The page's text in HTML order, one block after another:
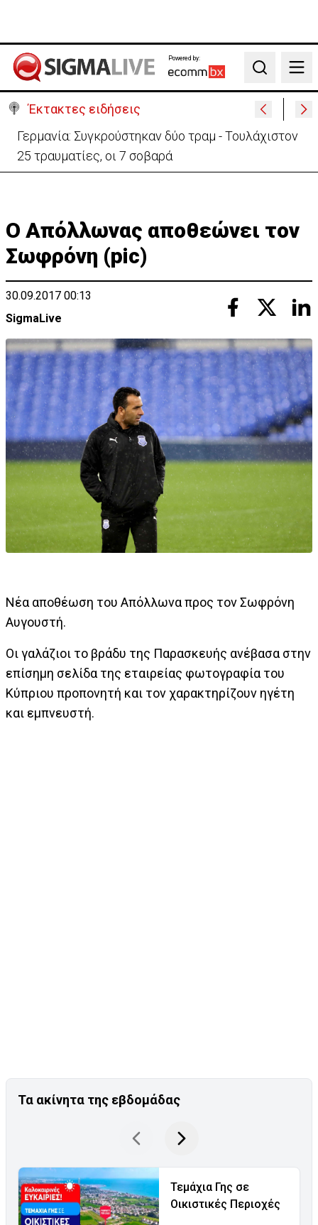
Powered by:
Search
Έκτακτες ειδήσεις
Αυτά είναι τα νέα Διοικητικά Συμβούλια των
Ημικρατικών Οργανισμών
Ο Απόλλωνας αποθεώνει τον
Σωφρόνη (pic)
30.09.2017 00:13
SigmaLive
Νέα αποθέωση του Απόλλωνα προς τον Σωφρόνη
Αυγουστή.
Οι γαλάζιοι το βράδυ της Παρασκευής ανέβασα στην
επίσημη σελίδα της εταιρείας φωτογραφία του
Κύπριου προπονητή και τον χαρακτηρίζουν ηγέτη
και εμπνευστή.
Τα ακίνητα της εβδομάδας
Τεμάχια Γης σε
Οικιστικές Περιοχές